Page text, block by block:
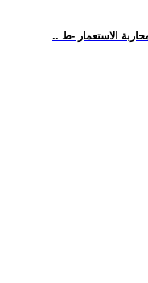
الاستعمار -ط